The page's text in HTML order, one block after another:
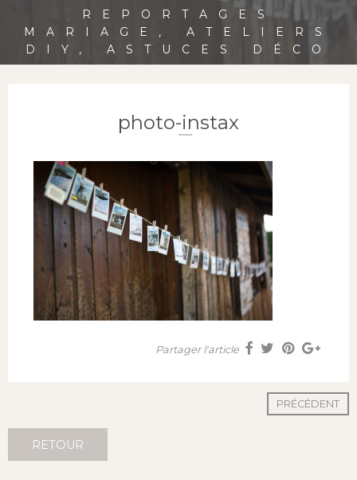
REPORTAGES
MARIAGE, ATELIERS
DIY, ASTUCES DÉCO
photo-instax
Partager l'article
PRÉCÉDENT
RETOUR